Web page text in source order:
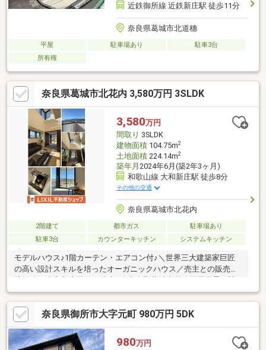
近鉄御所線 近鉄新庄駅 徒歩11分
奈良県葛城市北道穗
平屋 駐車場あり
駐車3台
所有権
奈良県葛城市北花内 3,580万円 3SLDK
3,580万円
間取り 3SLDK
建物面積104.75m2
土地面積224.14m2
築年月 2024年6月(築2年3ヶ月)
和歌山線 大和新庄駅 徒歩8分
その他の交通
奈良県葛城市北花内
2階建て 都市ガス
駐車場あり
駐車3台
カウンターキッチン システムキッチン
モデルハウス♪1階カーテン・エアコン付♪＼世界三大建築家巨匠
の高い設計スキルを培ったオーガニックハウス／売主との販売提
めながらのゆったり生活♪
奈良県御所市大字元町 980万円 5DK
980万円